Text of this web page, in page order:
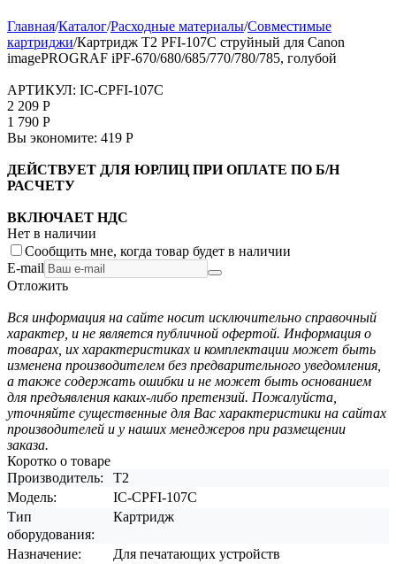
Главная/Каталог/Расходные материалы/Совместимые
картриджи/Картридж T2 PFI-107C струйный для Canon
imagePROGRAF iPF-670/680/685/770/780/785, голубой
АРТИКУЛ: IC-CPFI-107C
2 209 Р
1 790 Р
Вы экономите: 419 Р
ДЕЙСТВУЕТ ДЛЯ ЮРЛИЦ ПРИ ОПЛАТЕ ПО Б/Н
РАСЧЕТУ
ВКЛЮЧАЕТ НДС
Нет в наличии
Сообщить мне, когда товар будет в наличии
E-mail
Отложить
Вся информация на сайте носит исключительно справочный
характер, и не является публичной офертой. Информация о
товарах, их характеристиках и комплектации может быть
изменена производителем без предварительного уведомления,
а также содержать ошибки и не может быть основанием
для предъявления каких-либо претензий. Пожалуйста,
уточняйте существенные для Вас характеристики на сайтах
производителей и у наших менеджеров при размещении
заказа.
Коротко о товаре
Производитель:
T2
Модель:
IC-CPFI-107C
Тип
оборудования:
Картридж
Назначение:
Для печатающих устройств